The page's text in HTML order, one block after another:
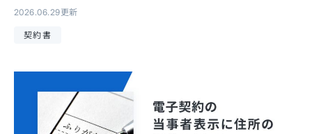
2026.06.29更新
契約書